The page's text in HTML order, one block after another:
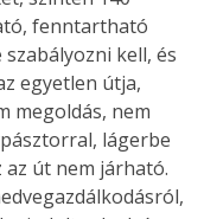
fenntartható
kell, és
egyetlen útja,
megoldás, nem
lágerbe
út nem járható.